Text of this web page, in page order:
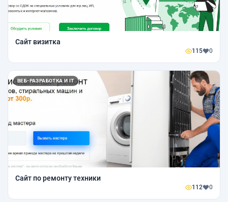
Сайт визитка
115 0
ВЕБ-РАЗРАБОТКА И IT
Сайт по ремонту техники
112 0